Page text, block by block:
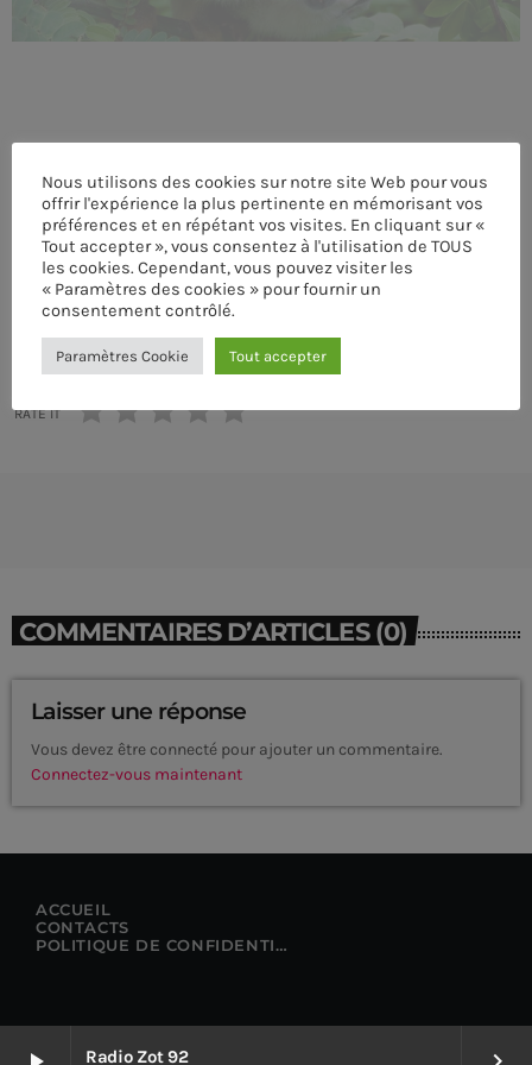
Radio Zot 92
CONTACTS
MUSIQUE
TEAM
PRIVACY POLICY
ÉCRIT PAR:PASCAL
RATE IT
COMMENTAIRES D’ARTICLES (0)
Laisser une réponse
Vous devez être connecté pour ajouter un commentaire.
Connectez-vous maintenant
ACCUEIL
CONTACTS
POLITIQUE DE CONFIDENTIALITÉ
Nous utilisons des cookies sur notre site Web pour vous
offrir l'expérience la plus pertinente en mémorisant vos
préférences et en répétant vos visites. En cliquant sur «
Tout accepter », vous consentez à l'utilisation de TOUS
les cookies. Cependant, vous pouvez visiter les
« Paramètres des cookies » pour fournir un
consentement contrôlé.
Paramètres Cookie Tout accepter